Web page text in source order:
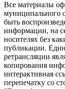
Все материалы
муниципального
быть
информации, на
носителях без
публикации.
ретрансляции
копирования
интерактивная
перепечатку со